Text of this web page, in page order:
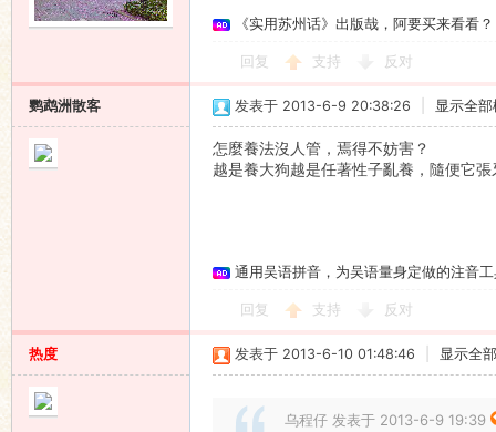
《实用苏州话》出版哉，阿要买来看看？
回复 支持 反对
鹦鹉洲散客 发表于 2013-6-9 20:38:26 显示全部
怎麼養法沒人管，焉得不妨害？
越是養大狗越是任著性子亂養，隨便它
通用吴语拼音，为吴语量身定做的注音
回复 支持 反对
热度 发表于 2013-6-10 01:48:46 显示全
乌程仔 发表于 2013-6-9 19:39